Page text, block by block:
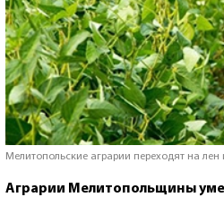
Мелитопольские аграрии переходят на лен
Аграрии Мелитопольщины